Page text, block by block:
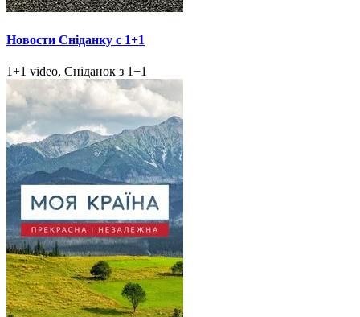
Новости Сніданку с 1+1
1+1 video, Сніданок з 1+1